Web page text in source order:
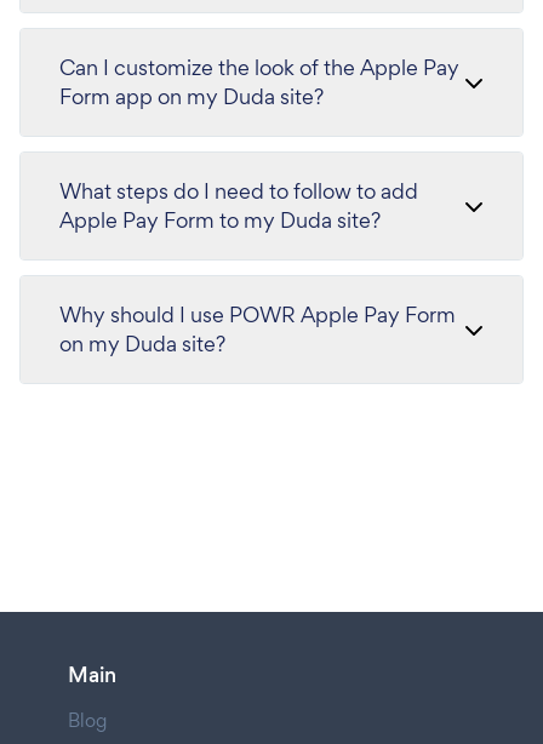
Can I customize the look of the Apple Pay
Form app on my Duda site?
What steps do I need to follow to add
Apple Pay Form to my Duda site?
Why should I use POWR Apple Pay Form
on my Duda site?
Main
Blog